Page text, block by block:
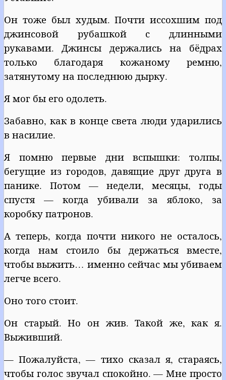
Он тоже был худым. Почти иссохшим под
джинсовой рубашкой с длинными
рукавами. Джинсы держались на бёдрах
только благодаря кожаному ремню,
затянутому на последнюю дырку.
Я мог бы его одолеть.
Забавно, как в конце света люди ударились
в насилие.
Я помню первые дни вспышки: толпы,
бегущие из городов, давящие друг друга в
панике. Потом — недели, месяцы, годы
спустя — когда убивали за яблоко, за
коробку патронов.
А теперь, когда почти никого не осталось,
когда нам стоило бы держаться вместе,
чтобы выжить… именно сейчас мы убиваем
легче всего.
Оно того стоит.
Он старый. Но он жив. Такой же, как я.
Выживший.
— Пожалуйста, — тихо сказал я, стараясь,
чтобы голос звучал спокойно. — Мне просто